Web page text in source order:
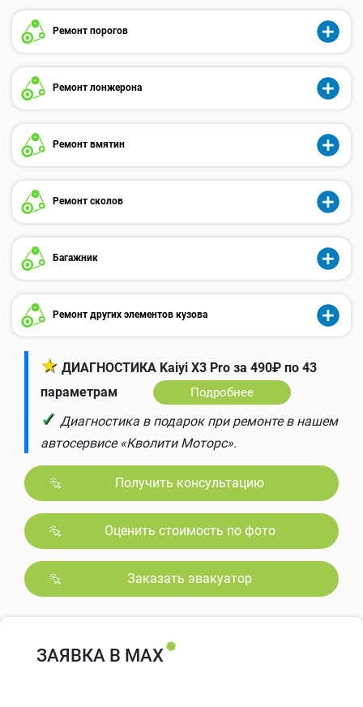
Ремонт порогов
Ремонт лонжерона
Ремонт вмятин
Ремонт сколов
Багажник
Ремонт других элементов кузова
★ ДИАГНОСТИКА Kaiyi X3 Pro за 490₽ по 43
параметрам
Подробнее
✓ Диагностика в подарок при ремонте в нашем
автосервисе «Кволити Моторс».
Получить консультацию
Оценить стоимость по фото
Заказать эвакуатор
ЗАЯВКА В MAX